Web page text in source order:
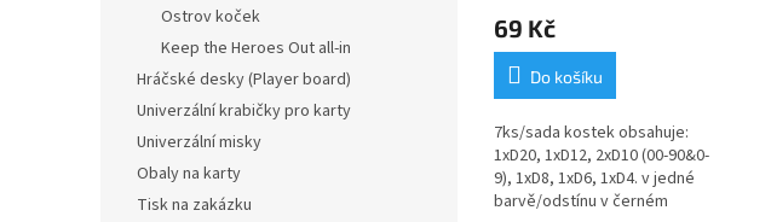
Ostrov koček
Keep the Heroes Out all-in
Hráčské desky (Player board)
Univerzální krabičky pro karty
Univerzální misky
Obaly na karty
Tisk na zakázku
69 Kč
Do košíku
7ks/sada kostek obsahuje:
1xD20, 1xD12, 2xD10 (00-90&0-
9), 1xD8, 1xD6, 1xD4. v jedné
barvě/odstínu v černém